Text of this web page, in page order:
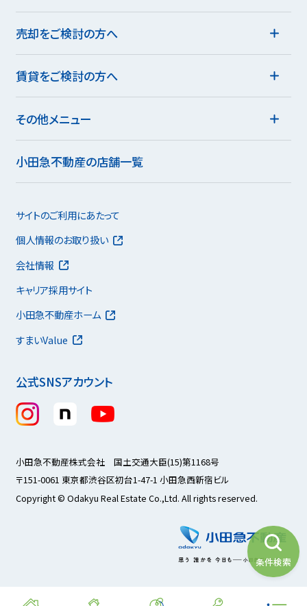
条件検索
売却をご検討の方へ
賃貸をご検討の方へ
その他メニュー
小田急不動産の店舗一覧
公式SNSアカウント
サイトのご利用にあたって
個人情報のお取り扱い
会社情報
キャリア採用サイト
小田急不動産ホーム
すまいValue
小田急不動産株式会社 国土交通大臣(15)第1168号
〒151-0061 東京都渋谷区初台1-47-1 小田急西新宿ビル
Copyright © Odakyu Real Estate Co.,Ltd. All rights reserved.